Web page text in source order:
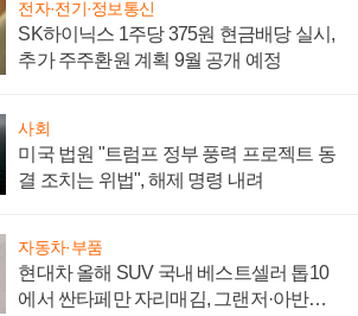
전자·전기·정보통신
SK하이닉스 1주당 375원 현금배당 실시,
추가 주주환원 계획 9월 공개 예정
사회
미국 법원 "트럼프 정부 풍력 프로젝트 동
결 조치는 위법", 해제 명령 내려
자동차·부품
현대차 올해 SUV 국내 베스트셀러 톱10
에서 싼타페만 자리매김, 그랜저·아반떼